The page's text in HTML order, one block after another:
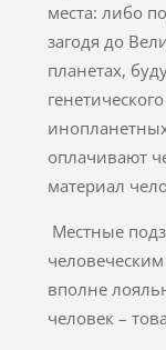
места: либо
загодя до
планетах,
оплачивают
материал
Местные
вполне
человек –